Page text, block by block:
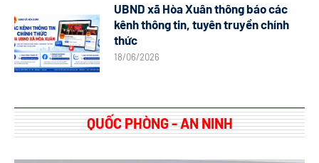
UBND xã Hòa Xuân thông báo các
kênh thông tin, tuyên truyền chính
thức
18/06/2026
QUỐC PHÒNG - AN NINH